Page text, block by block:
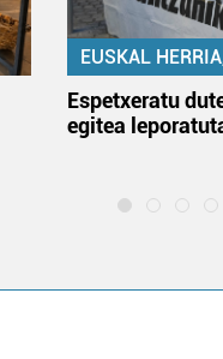
EUSKAL
Espetxeratu
egitea